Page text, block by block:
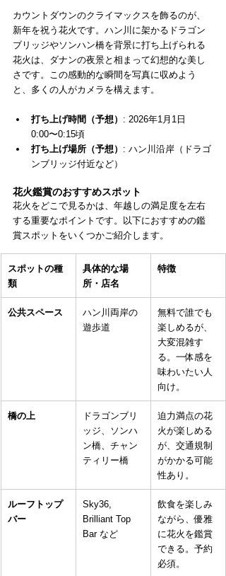
カウントダウンのクライマックスを飾るのが、
新年を祝う花火です。ハン川に架かるドラゴン
ブリッジやソンハン橋を背景に打ち上げられる
花火は、ダナンの夜景と相まって幻想的な美し
さです。この感動的な瞬間を写真に収めよう
と、多くの人がカメラを構えます。
打ち上げ時間（予想） : 2026年1月1日
0:00〜0:15頃
打ち上げ場所（予想） : ハン川沿岸（ドラゴ
ンブリッジ付近など）
花火鑑賞のおすすめスポット
花火をどこで見るかは、年越しの満足度を左右
する重要なポイントです。以下におすすめの鑑
賞スポットをいくつかご紹介します。
スポットの種
類
具体的な場
所・店名
特徴
公共スペース
ハン川両岸の
遊歩道
無料で誰でも
楽しめるが、
大変混雑す
る。一体感を
味わいたい人
向け。
橋の上
ドラゴンブリ
ッジ、ソンハ
ン橋、チャン
ティリー橋
迫力満点の花
火が楽しめる
が、交通規制
がかかる可能
性あり。
ルーフトップ
バー
Sky36,
Brilliant Top
Bar など
飲食を楽しみ
ながら、優雅
に花火を鑑賞
できる。予約
必須。